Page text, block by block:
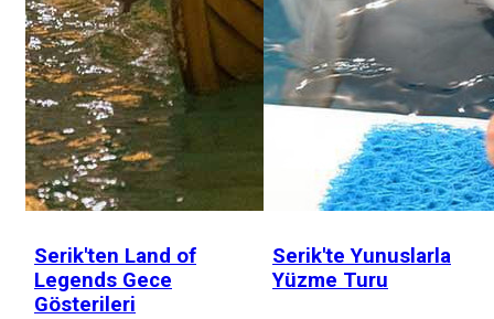
Serik'ten Land of
Legends Gece
Gösterileri
Serik'te Yunuslarla
Yüzme Turu